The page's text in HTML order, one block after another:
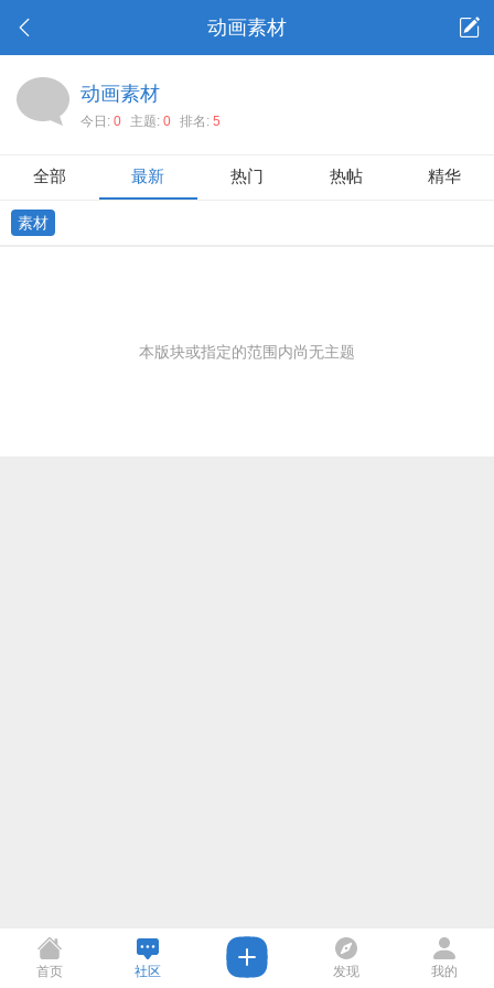
动画素材
动画素材
今日: 0 主题: 0 排名: 5
全部 最新 热门 热帖 精华
素材
本版块或指定的范围内尚无主题
首页 社区 发现 我的